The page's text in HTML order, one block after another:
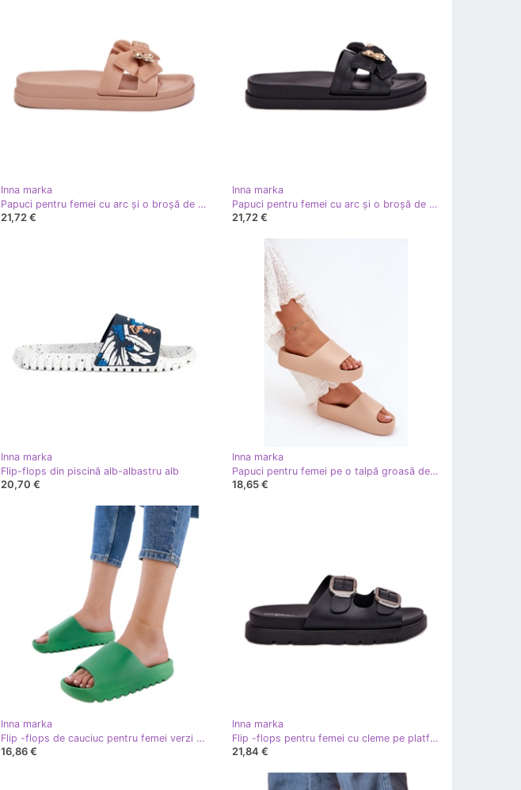
Inna marka
Papuci pentru femei cu arc și o broșă de aur bej
21,72 €
Inna marka
Papuci pentru femei cu arc și o broșă de aur negru
21,72 €
Inna marka
Flip-flops din piscină alb-albastru alb
20,70 €
Inna marka
Papuci pentru femei pe o talpă groasă de kaki bej
18,65 €
Inna marka
Flip -flops de cauciuc pentru femei verzi verde
16,86 €
Inna marka
Flip -flops pentru femei cu cleme pe platformă neagră negru
21,84 €